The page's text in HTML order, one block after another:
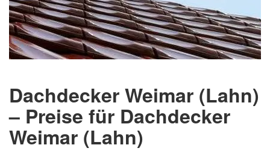
Dachdecker Weimar (Lahn)
– Preise für Dachdecker
Weimar (Lahn)